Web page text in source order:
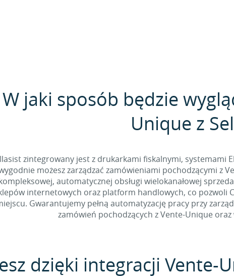
W jaki sposób będzie
Unique z
zintegrowany jest z drukarkami fiskalnymi, systemami
możesz zarządzać zamówieniami pochodzącymi z
automatycznej obsługi wielokanałowej
internetowych oraz platform handlowych, co pozwoli
Gwarantujemy pełną automatyzację pracy przy
zamówień pochodzących z Vente-Unique
dzięki integracji Vente-